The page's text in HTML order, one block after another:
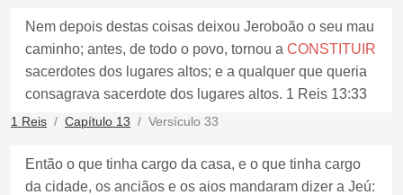
Nem depois destas coisas deixou Jeroboão o seu mau
caminho; antes, de todo o povo, tornou a CONSTITUIR
sacerdotes dos lugares altos; e a qualquer que queria
consagrava sacerdote dos lugares altos. 1 Reis 13:33
1 Reis Capítulo 13 Versículo 33
Então o que tinha cargo da casa, e o que tinha cargo
da cidade, os anciãos e os aios mandaram dizer a Jeú: